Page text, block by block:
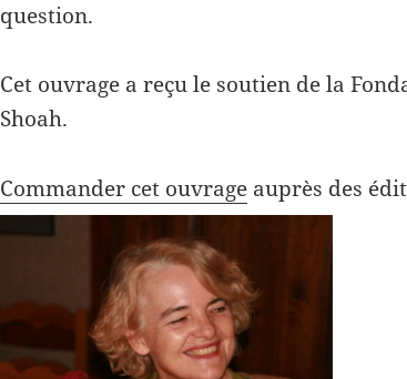
question.
Cet ouvrage a reçu le soutien de la
Shoah.
Commander cet ouvrage auprès des